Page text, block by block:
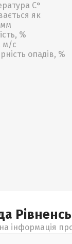
С°
як
%
м/с
опадів, %
інформація